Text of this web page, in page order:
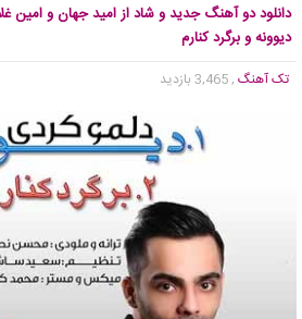
دانلود دو آهنگ جدید و شاد از امید جهان و امین
دیوونه و برگرد کنارم
تک آهنگ , 3,465 بازدید